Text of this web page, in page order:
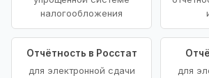
налогообложения
Отчётность в Росстат
для электронной сдачи
для